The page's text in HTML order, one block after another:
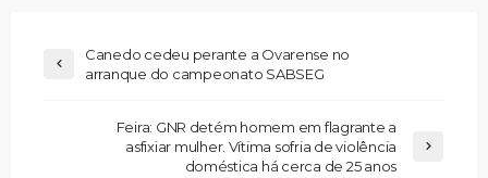
Canedo cedeu perante a Ovarense no
arranque do campeonato SABSEG
Feira: GNR detém homem em flagrante a
asfixiar mulher. Vítima sofria de violência
doméstica há cerca de 25 anos